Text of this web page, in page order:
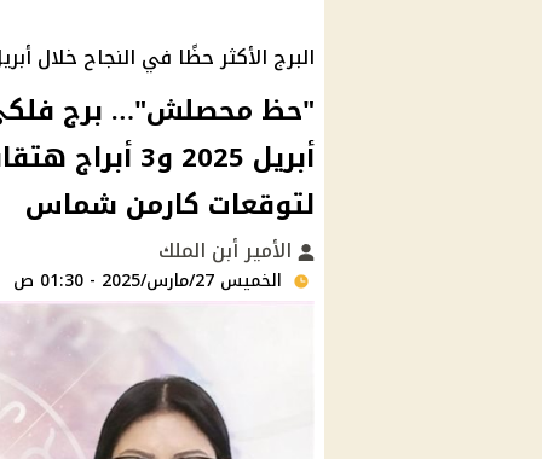
البرج الأكثر حظًا في النجاح خلال أبريل
"حظ محصلش"… برج
أبريل 2025
لتوقعات كارمن شماس
الأمير أبن الملك
الخميس 27/مارس/2025 - 01:30 ص